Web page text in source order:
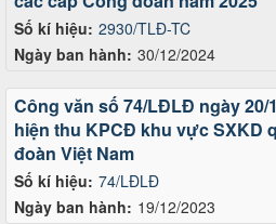
Số kí hiệu: 2930/TLĐ-TC
Ngày ban hành: 30/12/2024
Số kí hiệu: 74/LĐLĐ
Ngày ban hành: 19/12/2023
Công văn số 74/LĐLĐ ngày 20/
hiện thu KPCĐ khu vực SXKD
đoàn Việt Nam